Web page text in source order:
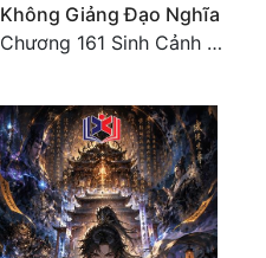
Không Giảng Đạo Nghĩa
Chương 161 Sinh Cảnh U Đô, Có Núi Mà Lập